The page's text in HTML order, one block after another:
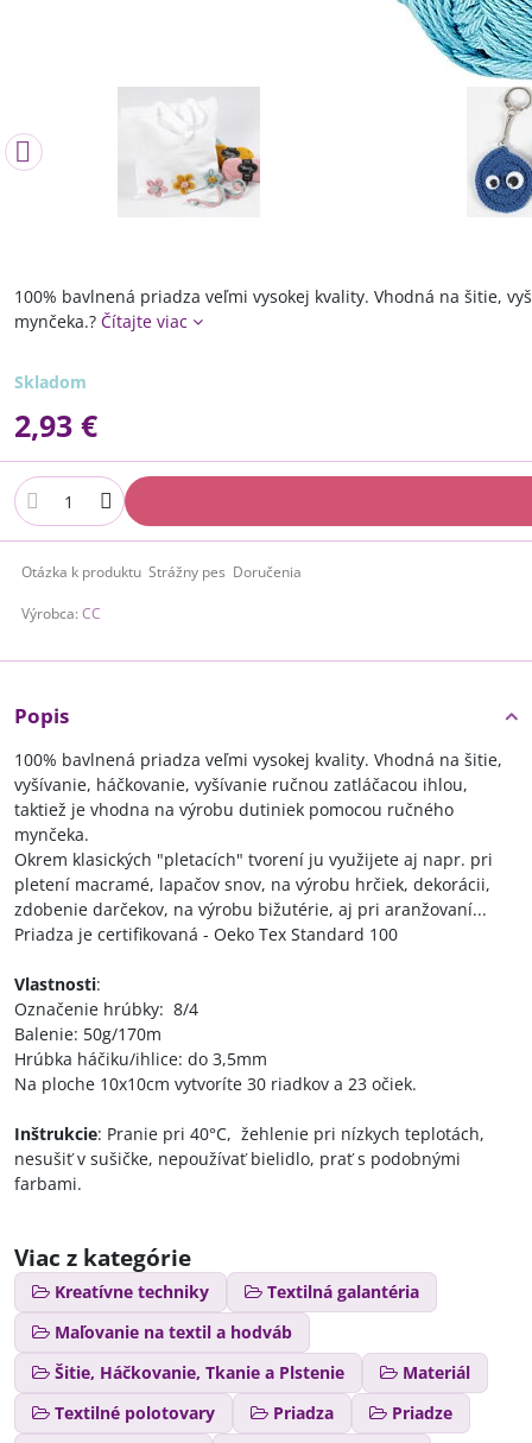
100% bavlnená priadza veľmi vysokej kvality. Vhodná na šitie,
mynčeka.? Čítajte viac
Skladom
2,93 €
Otázka k produktu Strážny pes Doručenia
Výrobca: CC
Popis
100% bavlnená priadza veľmi vysokej kvality. Vhodná na šitie,
vyšívanie, háčkovanie, vyšívanie ručnou zatláčacou ihlou,
taktiež je vhodna na výrobu dutiniek pomocou ručného
mynčeka.
Okrem klasických "pletacích" tvorení ju využijete aj napr. pri
pletení macramé, lapačov snov, na výrobu hrčiek, dekorácii,
zdobenie darčekov, na výrobu bižutérie, aj pri aranžovaní...
Priadza je certifikovaná - Oeko Tex Standard 100
Vlastnosti:
Označenie hrúbky: 8/4
Balenie: 50g/170m
Hrúbka háčiku/ihlice: do 3,5mm
Na ploche 10x10cm vytvoríte 30 riadkov a 23 očiek.
Inštrukcie: Pranie pri 40°C, žehlenie pri nízkych teplotách,
nesušiť v sušičke, nepoužívať bielidlo, prať s podobnými
farbami.
Viac z kategórie
Kreatívne techniky
Textilná galantéria
Maľovanie na textil a hodváb
Šitie, Háčkovanie, Tkanie a Plstenie
Materiál
Textilné polotovary
Priadza
Priadze